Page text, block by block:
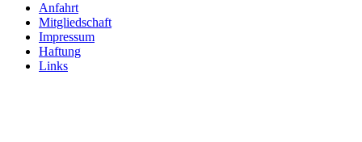
Anfahrt
Mitgliedschaft
Impressum
Haftung
Links